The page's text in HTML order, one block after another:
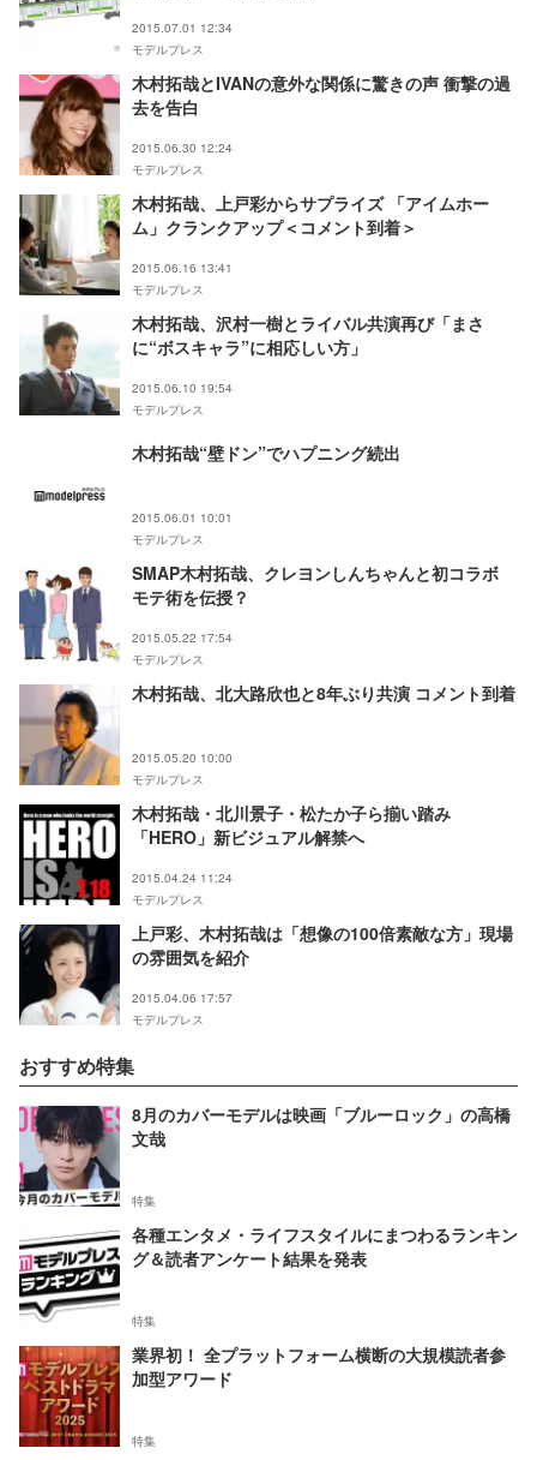
2015.07.01 12:34
モデルプレス
木村拓哉とIVANの意外な関係に驚きの声 衝撃の過
去を告白
2015.06.30 12:24
モデルプレス
木村拓哉、上戸彩からサプライズ 「アイムホー
ム」クランクアップ＜コメント到着＞
2015.06.16 13:41
モデルプレス
木村拓哉、沢村一樹とライバル共演再び「まさ
に“ボスキャラ”に相応しい方」
2015.06.10 19:54
モデルプレス
木村拓哉“壁ドン”でハプニング続出
2015.06.01 10:01
モデルプレス
SMAP木村拓哉、クレヨンしんちゃんと初コラボ
モテ術を伝授？
2015.05.22 17:54
モデルプレス
木村拓哉、北大路欣也と8年ぶり共演 コメント到着
2015.05.20 10:00
モデルプレス
木村拓哉・北川景子・松たか子ら揃い踏み
「HERO」新ビジュアル解禁へ
2015.04.24 11:24
モデルプレス
上戸彩、木村拓哉は「想像の100倍素敵な方」現場
の雰囲気を紹介
2015.04.06 17:57
モデルプレス
おすすめ特集
8月のカバーモデルは映画「ブルーロック」の高橋
文哉
特集
各種エンタメ・ライフスタイルにまつわるランキン
グ＆読者アンケート結果を発表
特集
業界初！ 全プラットフォーム横断の大規模読者参
加型アワード
特集